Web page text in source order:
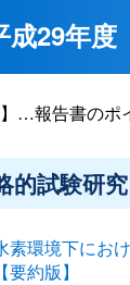
成29年
】…報告書のポ
的試験研究
素環境下にお
【要約版】